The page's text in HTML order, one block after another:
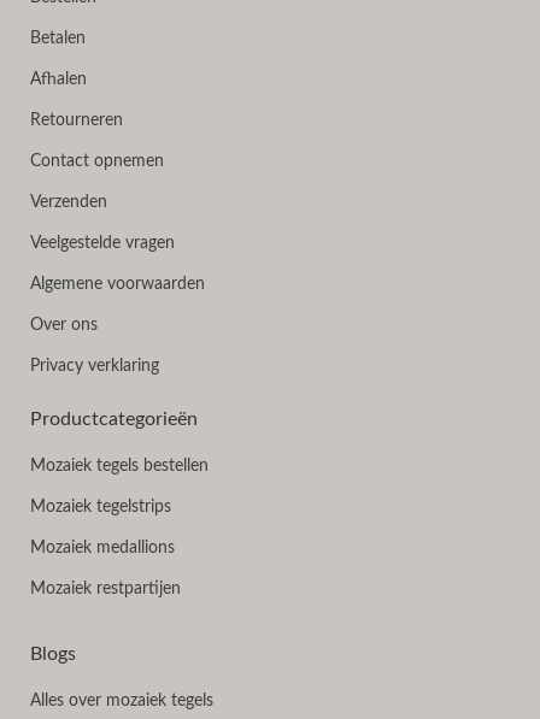
Betalen
Afhalen
Retourneren
Contact opnemen
Verzenden
Veelgestelde vragen
Algemene voorwaarden
Over ons
Privacy verklaring
Productcategorieën
Mozaiek tegels bestellen
Mozaiek tegelstrips
Mozaiek medallions
Mozaiek restpartijen
Blogs
Alles over mozaiek tegels